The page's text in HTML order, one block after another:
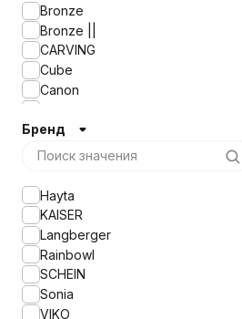
Bronze
Bronze ||
CARVING
Cube
Canon
ELETECH
ELITE
GABRIEL ANTIC BRASS
GABRIEL ANTIC BRONZE
GABRIEL ANTIC GOLD
Gerade
Glory
KAHLO
KLIMT
Бренд
Hayta
KAISER
Langberger
Rainbowl
SCHEIN
Sonia
VIKO